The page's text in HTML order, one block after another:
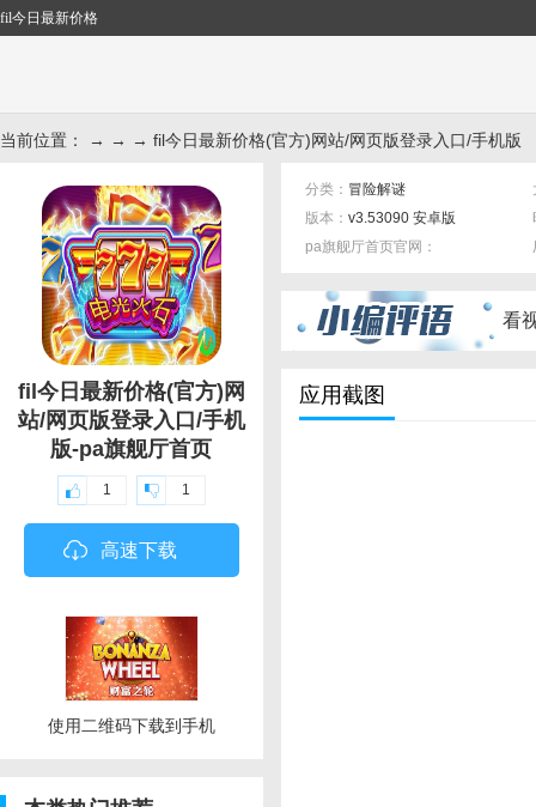
fil今日最新价格
当前位置： → → → fil今日最新价格(官方)网站/网页版登录入口/手机版
fil今日最新价格(官方)网
站/网页版登录入口/手机
版-pa旗舰厅首页
1 1
高速下载
使用二维码下载到手机
分类： 冒险解谜
版本： v3.53090 安卓版
pa旗舰厅首页官网：
看
应用截图